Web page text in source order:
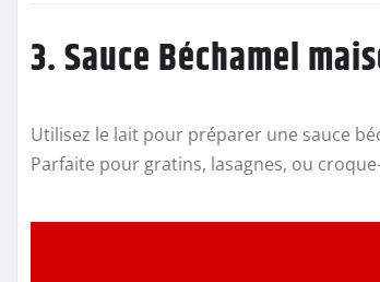
3. Sauce Béchamel
Utilisez le lait pour préparer une sauce
Parfaite pour gratins, lasagnes, ou